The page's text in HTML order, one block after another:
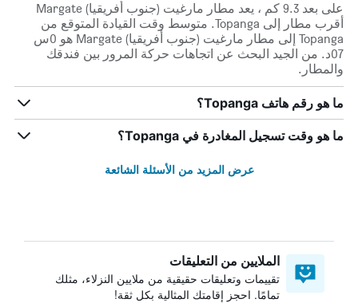
على بعد 9.3 كم ، يعد مطار مارغيت (جنوب أفريقيا) Margate
أقرب مطار إلى Topanga. متوسط وقت القيادة المتوقع من
Topanga إلى مطار مارغيت (جنوب أفريقيا) Margate هو 0س
07د. من الجيد البحث عن اتجاهات حركة المرور بين فندقك
والمطار.
ما هو رقم هاتف Topanga؟
ما هو وقت تسجيل المغادرة في Topanga؟
عرض المزيد من الأسئلة الشائعة
الملايين من التعليقات
تقييمات وتعليقات حقيقية من ملايين النزلاء، مثلك
تمامًا. احجز إقامتك المثالية بكل ثقة!